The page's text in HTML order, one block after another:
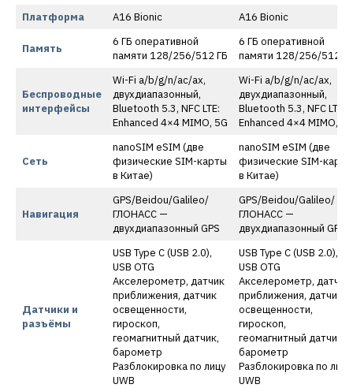
Платформа A16 Bionic A16 Bionic
Память
6 ГБ оперативной
памяти 128/256/512 ГБ
6 ГБ оперативной
памяти 128/256/512 ГБ
Беспроводные
интерфейсы
Wi-Fi a/b/g/n/ac/ax,
двухдиапазонный,
Bluetooth 5.3, NFC LTE:
Enhanced 4×4 MIMO, 5G
Wi-Fi a/b/g/n/ac/ax,
двухдиапазонный,
Bluetooth 5.3, NFC LTE:
Enhanced 4×4 MIMO, 5G
Сеть
nanoSIM eSIM (две
физические SIM-карты
в Китае)
nanoSIM eSIM (две
физические SIM-карты
в Китае)
Навигация
GPS/Beidou/Galileo/
ГЛОНАСС —
двухдиапазонный GPS
GPS/Beidou/Galileo/
ГЛОНАСС —
двухдиапазонный GPS
Датчики и
разъёмы
USB Type C (USB 2.0),
USB OTG
Акселерометр, датчик
приближения, датчик
освещенности,
гироскоп,
геомагнитный датчик,
барометр
Разблокировка по лицу
UWB
USB Type C (USB 2.0),
USB OTG
Акселерометр, датчик
приближения, датчик
освещенности,
гироскоп,
геомагнитный датчик,
барометр
Разблокировка по лицу
UWB